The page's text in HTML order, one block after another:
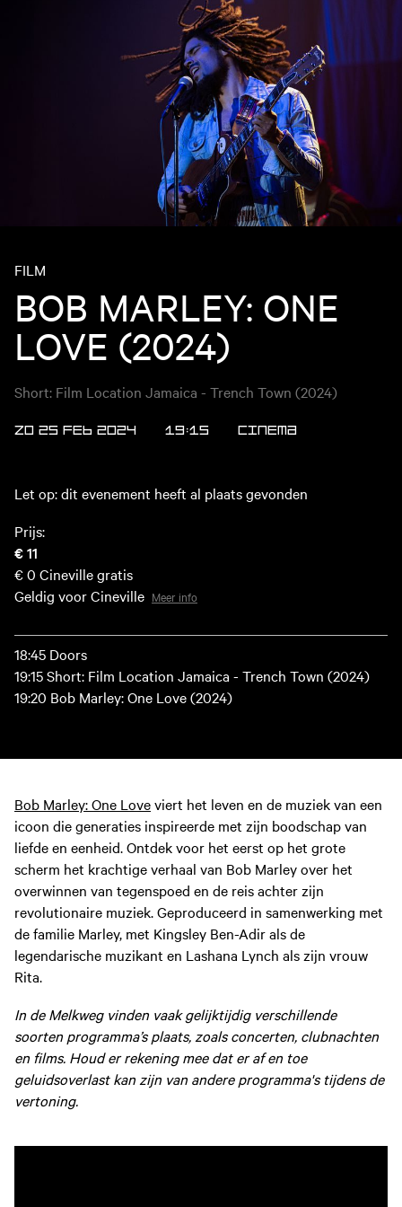
FILM
BOB MARLEY: ONE
LOVE (2024)
Short: Film Location Jamaica - Trench Town (2024)
ZO 25 FEB 2024 19:15 Cinema
Let op: dit evenement heeft al plaats gevonden
Prijs:
€ 11
€ 0 Cineville gratis
Geldig voor Cineville Meer info
18:45 Doors
19:15 Short: Film Location Jamaica - Trench Town (2024)
19:20 Bob Marley: One Love (2024)
Bob Marley: One Loveviert het leven en de muziek van een
icoon die generaties inspireerde met zijn boodschap van
liefde en eenheid. Ontdek voor het eerst op het grote
scherm het krachtige verhaal van Bob Marley over het
overwinnen van tegenspoed en de reis achter zijn
revolutionaire muziek. Geproduceerd in samenwerking met
de familie Marley, met Kingsley Ben-Adir als de
legendarische muzikant en Lashana Lynch als zijn vrouw
Rita.
In de Melkweg vinden vaak gelijktijdig verschillende
soorten programma’s plaats, zoals concerten, clubnachten
en films. Houd er rekening mee dat er af en toe
geluidsoverlast kan zijn van andere programma's tijdens de
vertoning.